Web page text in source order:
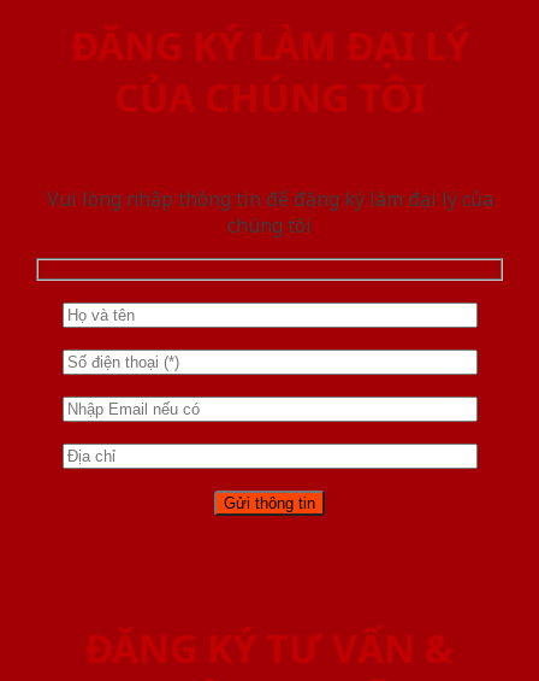
ĐĂNG KÝ LÀM ĐẠI LÝ
CỦA CHÚNG TÔI
Vui lòng nhập thông tin để đăng ký làm đại lý của
chúng tôi
ĐĂNG KÝ TƯ VẤN &